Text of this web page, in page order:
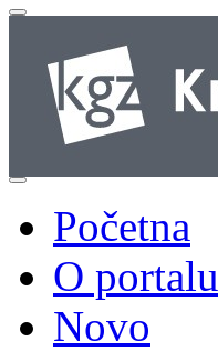
Početna
O portalu
Novo